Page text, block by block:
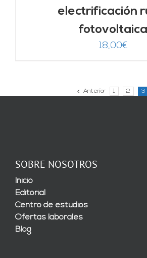
electrificación
fotovoltaica
18,00€
Anterior 1 2 3
SOBRE NOSOTROS
Inicio
Editorial
Centro de estudios
Ofertas laborales
Blog